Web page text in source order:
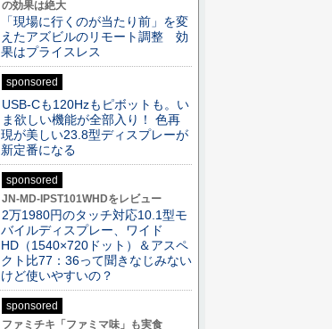
の効果は絶大
「現場に行くのが当たり前」を変
えたアズビルのリモート調整 効
果はプライスレス
sponsored
USB-Cも120Hzもピボットも。い
ま欲しい機能が全部入り！ 色再
現が美しい23.8型ディスプレーが
新定番になる
sponsored
JN-MD-IPST101WHDをレビュー
2万1980円のタッチ対応10.1型モ
バイルディスプレー、ワイド
HD（1540×720ドット）＆アスペ
クト比77：36って聞きなじみない
けど使いやすいの？
sponsored
ファミチキ「ファミマ味」も実食